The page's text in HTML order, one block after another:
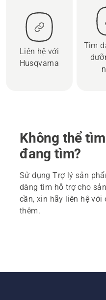
Liên hệ với
Husqvarna
Tìm
Không thể
đang tìm?
Sử dụng Trợ lý sản
dàng tìm hỗ trợ cho
cần, xin hãy liên hệ
thêm.